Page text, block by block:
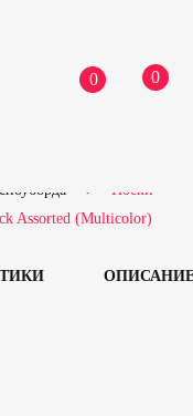
0 0
Носки
Assorted (Multicolor)